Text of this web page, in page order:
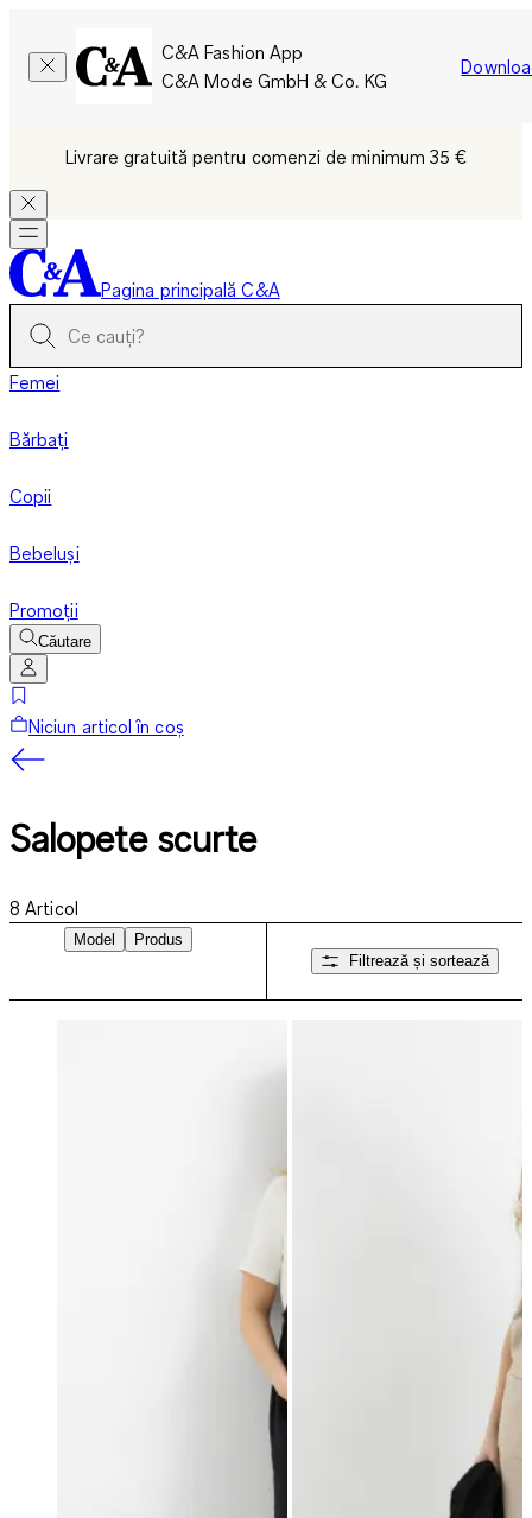
C&A Fashion App
C&A Mode GmbH & Co. KG
Livrare gratuită pentru comenzi de minimum 35 €
Pagina principală C&A
Femei
Bărbați
Copii
Bebeluși
Promoții
Căutare
Niciun articol în coș
Salopete scurte
8 Articol
Model
Produs
Filtrează și sortează